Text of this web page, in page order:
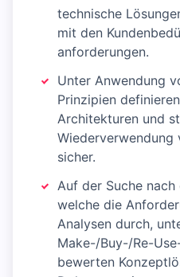
technische
mit den
anforderungen.
Unter Anwendung
Prinzipien
Architekturen und
Wiederverwendung
sicher.
Auf der Suche
welche die
Analysen durch,
Make-/Buy-/Re-
bewerten